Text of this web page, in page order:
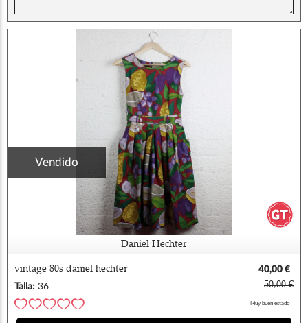
Vendido
Daniel Hechter
vintage 80s daniel hechter
40,00 €
Talla: 36 50,00 €
Muy buen estado